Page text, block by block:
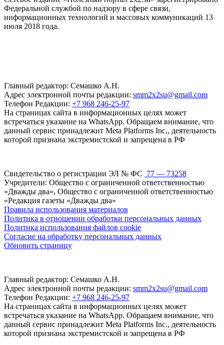
Федеральной службой по надзору в сфере связи,
информационных технологий и массовых коммуникаций 13
июля 2018 года.
Главный редактор: Семашко А.Н.
Адрес электронной почты редакции: smm2x2su@gmail.com
Телефон Редакции: +7 968 246-25-97
На страницах сайта в информационных целях может
встречаться указание на WhatsApp. Обращаем внимание, что
данный сервис принадлежит Meta Platforms Inc., деятельность
которой признана экстремистской и запрещена в РФ
Свидетельство о регистрации ЭЛ № ФС 77 — 73258
Учредители: Общество с ограниченной ответственностью
«Дважды два», Общество с ограниченной ответственностью
«Редакция газеты «Дважды два»
Правила использования материалов
Политика в отношении обработки персональных данных
Политика использования файлов cookie
Согласие на обработку персональных данных
Обновить страницу
Главный редактор: Семашко А.Н.
Адрес электронной почты редакции: smm2x2su@gmail.com
Телефон Редакции: +7 968 246-25-97
На страницах сайта в информационных целях может
встречаться указание на WhatsApp. Обращаем внимание, что
данный сервис принадлежит Meta Platforms Inc., деятельность
которой признана экстремистской и запрещена в РФ